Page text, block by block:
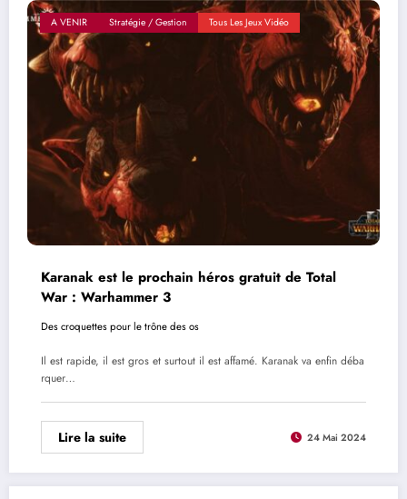
A VENIR Stratégie / Gestion Tous Les Jeux Vidéo
Karanak est le prochain héros gratuit de Total
War : Warhammer 3
Des croquettes pour le trône des os
Il est rapide, il est gros et surtout il est affamé. Karanak va enfin déba
rquer…
Lire la suite 24 Mai 2024